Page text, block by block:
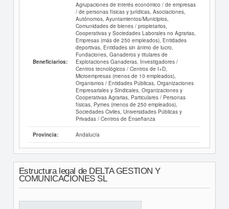
Beneficiarios:
Agrupaciones de interés económico / de empresas
/ de personas físicas y jurídicas, Asociaciones,
Autónomos, Ayuntamientos/Municipios,
Comunidades de bienes / propietarios,
Cooperativas y Sociedades Laborales no Agrarias,
Empresas (más de 250 empleados), Entidades
deportivas, Entidades sin ánimo de lucro,
Fundaciones, Ganaderos y titulares de
Explotaciones Ganaderas, Investigadores /
Centros tecnológicos / Centros de I+D,
Microempresas (menos de 10 empleados),
Organismos / Entidades Públicas, Organizaciones
Empresariales y Sindicales, Organizaciones y
Cooperativas Agrarias, Particulares / Personas
físicas, Pymes (menos de 250 empleados),
Sociedades Civiles, Universidades Públicas y
Privadas / Centros de Enseñanza
Provincia: Andalucía
Estructura legal de DELTA GESTION Y
COMUNICACIONES SL